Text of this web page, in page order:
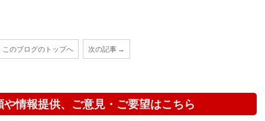
このブログのトップへ 次の記事 →
情報提供、ご意見・ご要望はこちら